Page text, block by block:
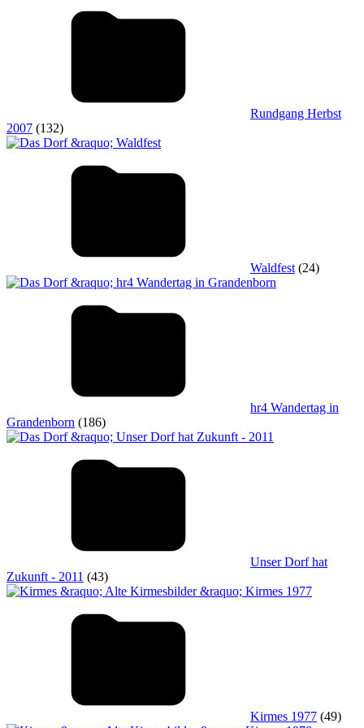
Rundgang Herbst
2007 (132)
Waldfest (24)
hr4 Wandertag in
Grandenborn (186)
Unser Dorf hat
Zukunft - 2011 (43)
Kirmes 1977 (49)